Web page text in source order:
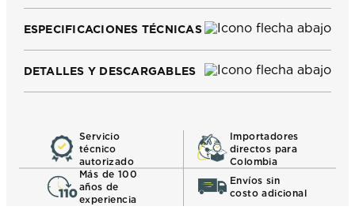
ESPECIFICACIONES TÉCNICAS
DETALLES Y DESCARGABLES
Servicio
técnico
autorizado
Importadores
directos para
Colombia
Más de 100
años de
experiencia
Envíos sin
costo adicional